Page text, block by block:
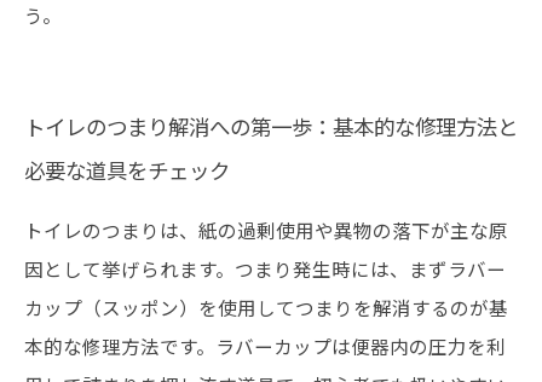
う。
トイレのつまり解消への第一歩：基本的な修理方法と
必要な道具をチェック
トイレのつまりは、紙の過剰使用や異物の落下が主な原
因として挙げられます。つまり発生時には、まずラバー
カップ（スッポン）を使用してつまりを解消するのが基
本的な修理方法です。ラバーカップは便器内の圧力を利